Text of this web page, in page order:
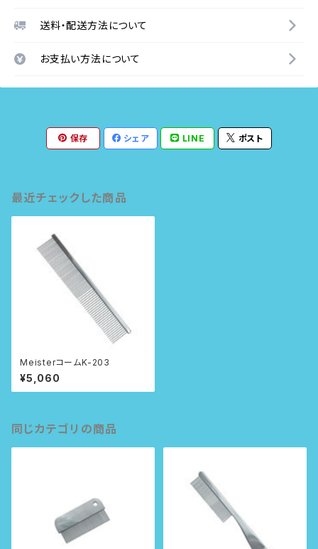
送料・配送方法について
お支払い方法について
保存 シェア LINE ポスト
最近チェックした商品
MeisterコームK-203
¥5,060
同じカテゴリの商品